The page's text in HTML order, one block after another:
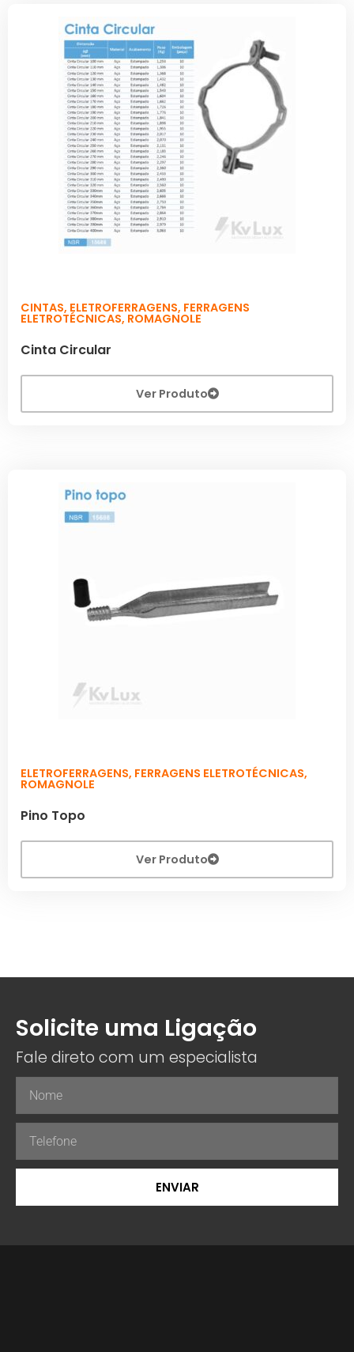
CINTAS, ELETROFERRAGENS, FERRAGENS
ELETROTÉCNICAS, ROMAGNOLE
Cinta Circular
Ver Produto
ELETROFERRAGENS, FERRAGENS ELETROTÉCNICAS,
ROMAGNOLE
Pino Topo
Ver Produto
Solicite uma Ligação
Fale direto com um especialista
ENVIAR